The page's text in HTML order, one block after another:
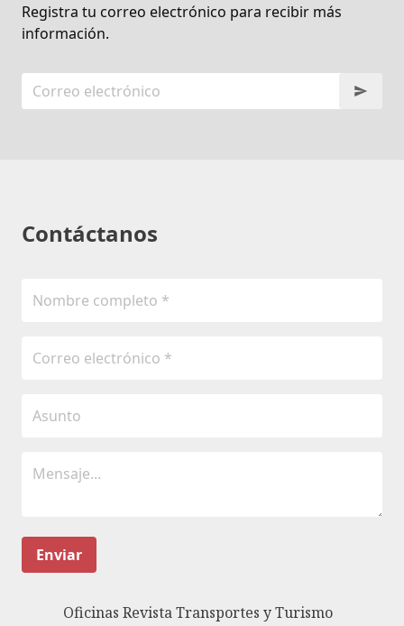
Registra tu correo electrónico para recibir más
información.
Contáctanos
Enviar
Oficinas Revista Transportes y Turismo